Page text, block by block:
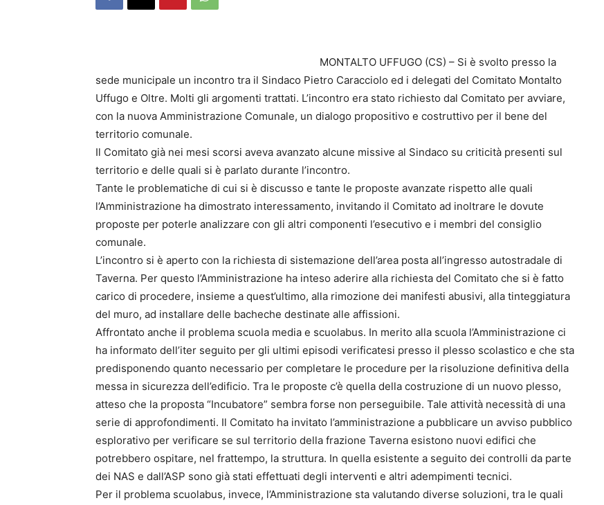
MONTALTO UFFUGO (CS) – Si è svolto presso la
sede municipale un incontro tra il Sindaco Pietro Caracciolo ed i delegati del Comitato Montalto
Uffugo e Oltre. Molti gli argomenti trattati. L’incontro era stato richiesto dal Comitato per avviare,
con la nuova Amministrazione Comunale, un dialogo propositivo e costruttivo per il bene del
territorio comunale.
Il Comitato già nei mesi scorsi aveva avanzato alcune missive al Sindaco su criticità presenti sul
territorio e delle quali si è parlato durante l’incontro.
Tante le problematiche di cui si è discusso e tante le proposte avanzate rispetto alle quali
l’Amministrazione ha dimostrato interessamento, invitando il Comitato ad inoltrare le dovute
proposte per poterle analizzare con gli altri componenti l’esecutivo e i membri del consiglio
comunale.
L’incontro si è aperto con la richiesta di sistemazione dell’area posta all’ingresso autostradale di
Taverna. Per questo l’Amministrazione ha inteso aderire alla richiesta del Comitato che si è fatto
carico di procedere, insieme a quest’ultimo, alla rimozione dei manifesti abusivi, alla tinteggiatura
del muro, ad installare delle bacheche destinate alle affissioni.
Affrontato anche il problema scuola media e scuolabus. In merito alla scuola l’Amministrazione ci
ha informato dell’iter seguito per gli ultimi episodi verificatesi presso il plesso scolastico e che sta
predisponendo quanto necessario per completare le procedure per la risoluzione definitiva della
messa in sicurezza dell’edificio. Tra le proposte c’è quella della costruzione di un nuovo plesso,
atteso che la proposta “Incubatore” sembra forse non perseguibile. Tale attività necessità di una
serie di approfondimenti. Il Comitato ha invitato l’amministrazione a pubblicare un avviso pubblico
esplorativo per verificare se sul territorio della frazione Taverna esistono nuovi edifici che
potrebbero ospitare, nel frattempo, la struttura. In quella esistente a seguito dei controlli da parte
dei NAS e dall’ASP sono già stati effettuati degli interventi e altri adempimenti tecnici.
Per il problema scuolabus, invece, l’Amministrazione sta valutando diverse soluzioni, tra le quali